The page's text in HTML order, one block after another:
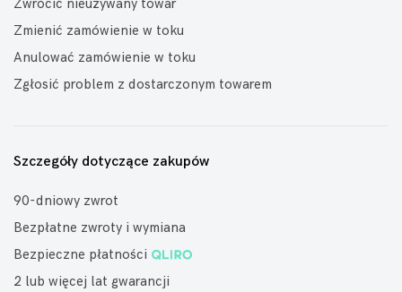
Zwrócić nieużywany towar
Zmienić zamówienie w toku
Anulować zamówienie w toku
Zgłosić problem z dostarczonym towarem
Szczegóły dotyczące zakupów
90-dniowy zwrot
Bezpłatne zwroty i wymiana
Bezpieczne płatności
2 lub więcej lat gwarancji